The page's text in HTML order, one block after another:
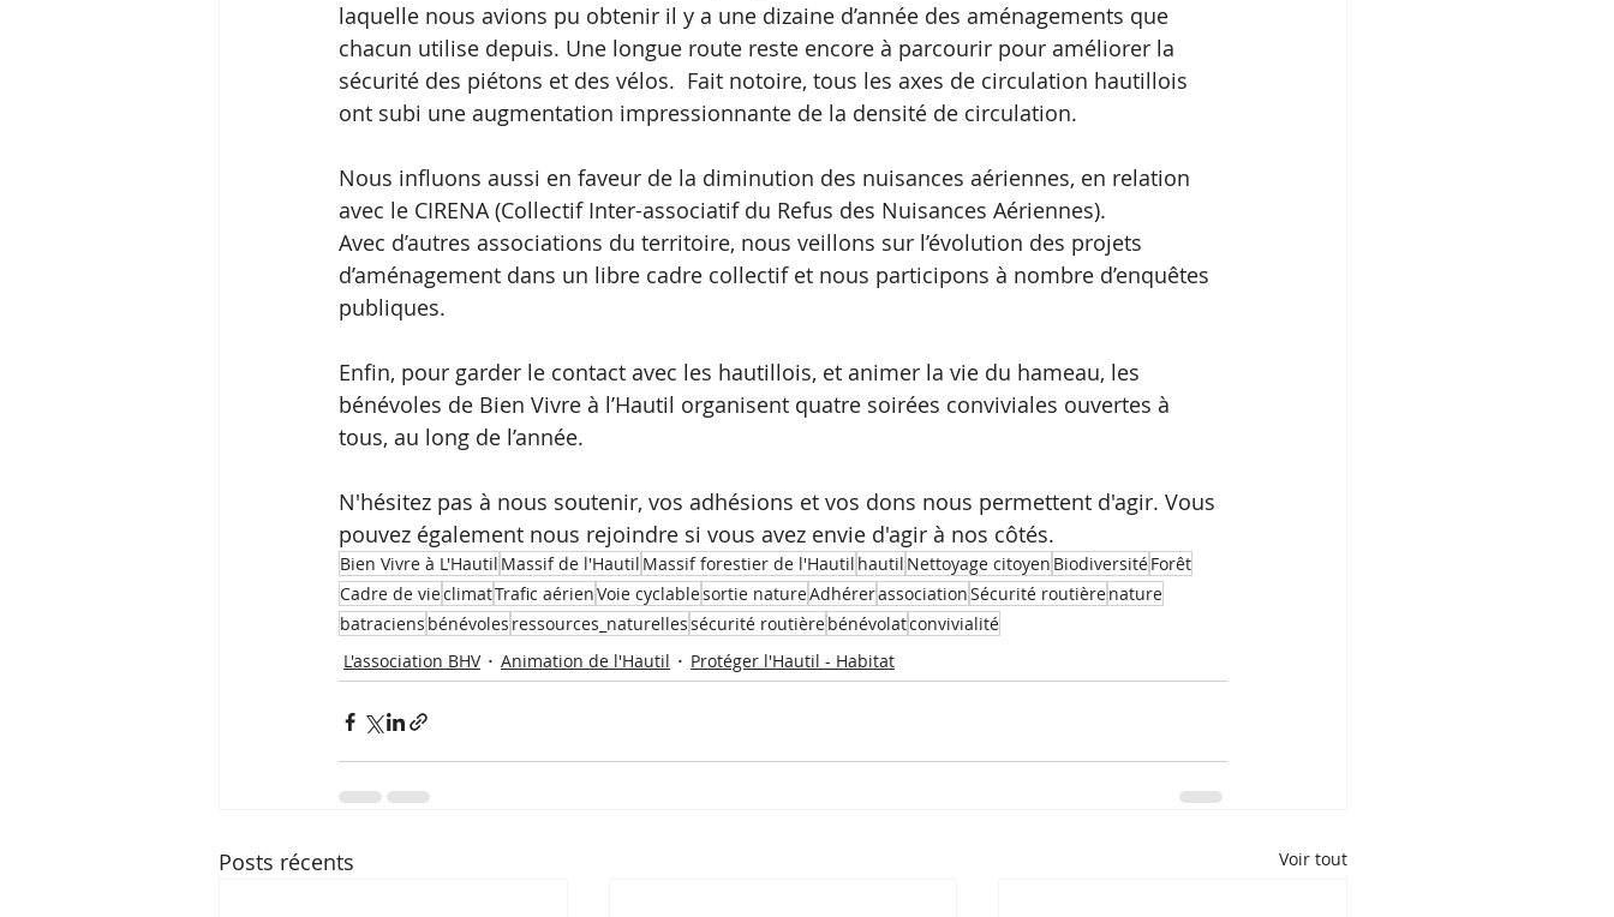
laquelle nous avions pu obtenir il y a une dizaine d’année des aménagements que
chacun utilise depuis. Une longue route reste encore à parcourir pour améliorer la
sécurité des piétons et des vélos.  Fait notoire, tous les axes de circulation hautillois
ont subi une augmentation impressionnante de la densité de circulation.
Nous influons aussi en faveur de la diminution des nuisances aériennes, en relation
avec le CIRENA (Collectif Inter-associatif du Refus des Nuisances Aériennes).
Avec d’autres associations du territoire, nous veillons sur l’évolution des projets
d’aménagement dans un libre cadre collectif et nous participons à nombre d’enquêtes
publiques.
Enfin, pour garder le contact avec les hautillois, et animer la vie du hameau, les
bénévoles de Bien Vivre à l’Hautil organisent quatre soirées conviviales ouvertes à
tous, au long de l’année.
N'hésitez pas à nous soutenir, vos adhésions et vos dons nous permettent d'agir. Vous
pouvez également nous rejoindre si vous avez envie d'agir à nos côtés.
Bien Vivre à L'Hautil Massif de l'Hautil Massif forestier de l'Hautil hautil Nettoyage citoyen BiodiversitéForêt
Cadre de vieclimatTrafic aérienVoie cyclablesortie natureAdhérerassociationSécurité routièrenature
batraciens bénévoles ressources_naturellessécurité routièrebénévolatconvivialité
L'association BHV
Animation de l'Hautil Protéger l'Hautil - Habitat
Posts récents Voir tout